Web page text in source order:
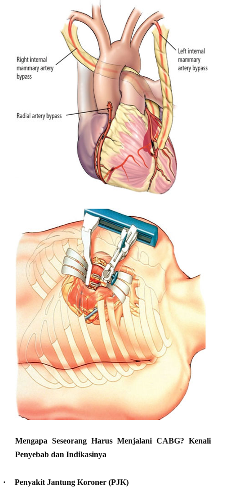
Mengapa Seseorang Harus Menjalani CABG? Kenali
Penyebab dan Indikasinya
· Penyakit Jantung Koroner (PJK)